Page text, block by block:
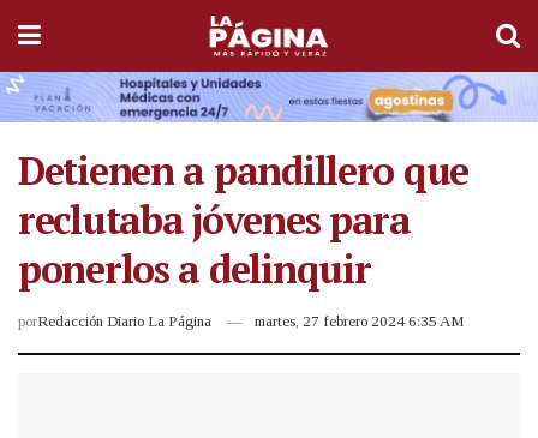
Detienen a pandillero que
reclutaba jóvenes para
ponerlos a delinquir
porRedacción Diario La Página martes, 27 febrero 2024 6:35 AM